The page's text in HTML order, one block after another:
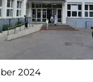
2024